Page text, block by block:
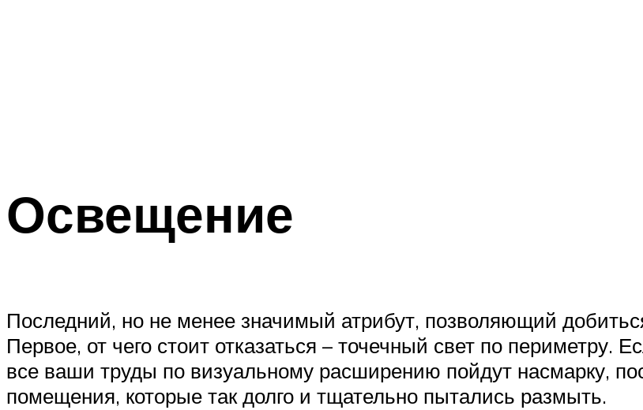
Освещение
Последний, но не менее значимый атрибут, позволяющий
Первое, от чего стоит отказаться – точечный свет по периметру.
все ваши труды по визуальному расширению пойдут насмарку,
помещения, которые так долго и тщательно пытались размыть.